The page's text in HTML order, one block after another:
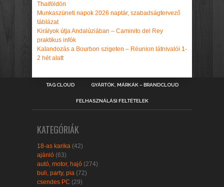
Thaiföldön
Munkaszüneti napok 2026 naptár, szabadságtervező
táblázat
Királyok útja Andalúziában – Caminito del Rey
praktikus infók
Kalandozás a Bourbon szigeten – Réunion látnivalói 1-
2 hét alatt
TAG CLOUD GYÁRTÓK, MÁRKÁK – BRANDCLOUD
FELHASZNÁLÁSI FELTÉTELEK
KATEGÓRIÁK
18-as karika (42)
ajánló (63)
autó, motor, hajó (274)
buli, party, pia (72)
csendes PC (29)